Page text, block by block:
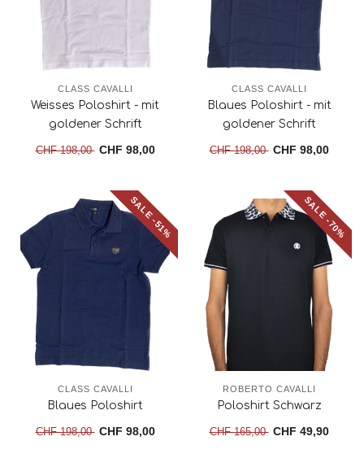
CLASS CAVALLI
Weisses Poloshirt - mit
goldener Schrift
CHF 198,00 CHF 98,00
CLASS CAVALLI
Blaues Poloshirt - mit
goldener Schrift
CHF 198,00 CHF 98,00
SALE -51%
CLASS CAVALLI
Blaues Poloshirt
CHF 198,00 CHF 98,00
SALE -70%
ROBERTO CAVALLI
Poloshirt Schwarz
CHF 165,00 CHF 49,90